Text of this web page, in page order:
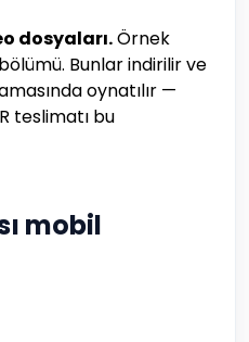
dosyaları.Örnek
Bunlar indirilir ve
oynatılır —
teslimatı bu
mobil